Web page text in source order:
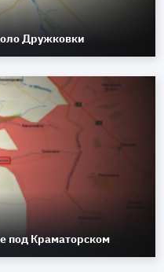
Дружковки
под Краматорском